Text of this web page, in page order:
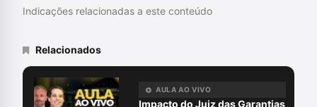
Indicações relacionadas a este conteúdo
Relacionados
AULA AO VIVO
Impacto do Juiz das Garantias